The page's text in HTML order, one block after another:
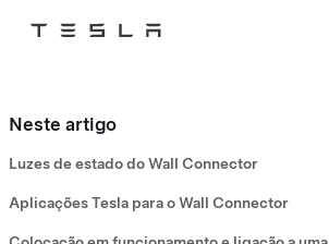
Tesla
Neste artigo
Luzes de estado do Wall Connector
Aplicações Tesla para o Wall Connector